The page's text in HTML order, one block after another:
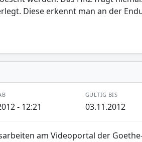
Diese erkennt man an der
- 12:21
GÜLTIG BIS
03.11.2012
am Videoportal der